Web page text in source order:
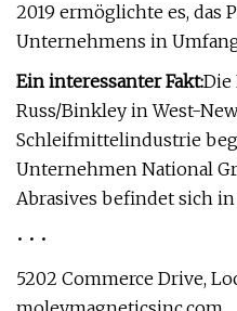
2019 ermöglichte es, das
Unternehmens in
Ein interessanter Fakt:Die
Russ/Binkley in West-
Schleifmittelindustrie
Unternehmen National
Abrasives befindet sich
• • •
5202 Commerce Drive,